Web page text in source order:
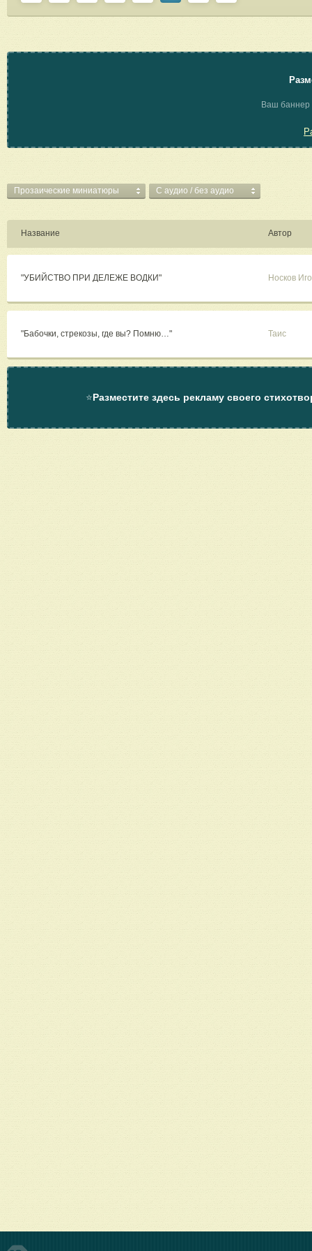
Ваш баннер
Прозаические миниатюры C аудио / без аудио
Название Автор
"УБИЙСТВО ПРИ ДЕЛЕЖЕ ВОДКИ" Носков
"Бабочки, стрекозы, где вы? Помню…" Таис
⭐Разместите здесь рекламу своего